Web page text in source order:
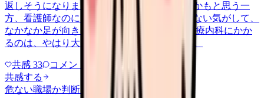
返しそうになりました。受診した方がいいのかもと思う一
方、看護師なのに自分が患者になるのは情けない気がして、
なかなか足が向きません。 こういう状態で心療内科にかか
るのは、やはり大げさなことなのでしょうか。
共感 33 コメント
共感する
危ない職場か判断してほしい yametai 2026/6/23